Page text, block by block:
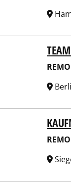
AG & Co. KG
AG & Co. KG